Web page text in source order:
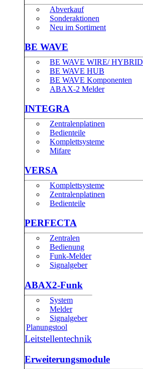
Abverkauf
Sonderaktionen
Neu im Sortiment
BE WAVE
BE WAVE WIRE/ HYBRID
BE WAVE HUB
BE WAVE Komponenten
ABAX-2 Melder
INTEGRA
Zentralenplatinen
Bedienteile
Komplettsysteme
Mifare
VERSA
Komplettsysteme
Zentralenplatinen
Bedienteile
PERFECTA
Zentralen
Bedienung
Funk-Melder
Signalgeber
ABAX2-Funk
System
Melder
Signalgeber
Planungstool
Leitstellentechnik
Erweiterungsmodule